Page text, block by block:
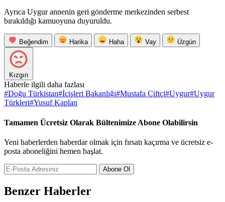
Ayrıca Uygur annenin geri gönderme merkezinden serbest
bırakıldığı kamuoyuna duyuruldu.
Beğendim Harika Haha Vay Üzgün
Kızgın
Haberle ilgili daha fazlası
#Doğu Türkistan#İçişleri Bakanlığı#Mustafa Çiftçi#Uygur#Uygur
Türkleri#Yusuf Kaplan
Tamamen Ücretsiz Olarak Bültenimize Abone Olabilirsin
Yeni haberlerden haberdar olmak için fırsatı kaçırma ve ücretsiz e-
posta aboneliğini hemen başlat.
Abone Ol
Benzer Haberler